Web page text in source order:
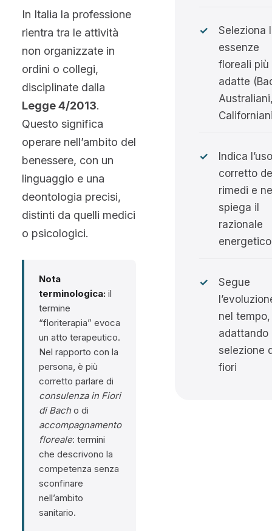
In Italia la professione
rientra tra le attività
non organizzate in
ordini o collegi,
disciplinate dalla
Legge 4/2013.
Questo significa
operare nell’ambito del
benessere, con un
linguaggio e una
deontologia precisi,
distinti da quelli medici
o psicologici.
Nota
terminologica: il
termine
“floriterapia” evoca
un atto terapeutico.
Nel rapporto con la
persona, è più
corretto parlare di
consulenza in Fiori
di Bacho di
accompagnamento
floreale: termini
che descrivono la
competenza senza
sconfinare
nell’ambito
sanitario.
✓
Seleziona
essenze
floreali più
adatte
✓
Indica l’uso
corretto
rimedi e ne
spiega il
razionale
energetico
✓
Segue
nel tempo,
adattando
selezione
fiori